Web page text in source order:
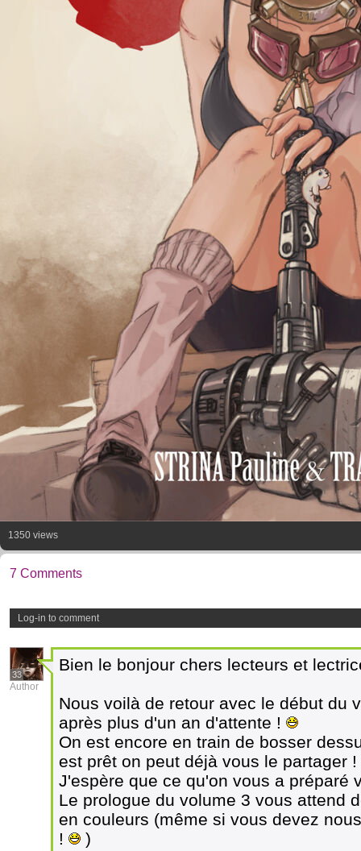
1350 views
7 Comments
Log-in to comment
33
Author
Bien le bonjour chers lecteurs et
Nous voilà de retour avec le début du
après plus d'un an d'attente !
On est encore en train de bosser
est prêt on peut déjà vous le partager !
J'espère que ce qu'on vous a préparé
Le prologue du volume 3 vous attend
en couleurs (même si vous devez
!
)